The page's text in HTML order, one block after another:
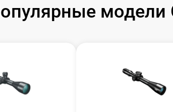
модели